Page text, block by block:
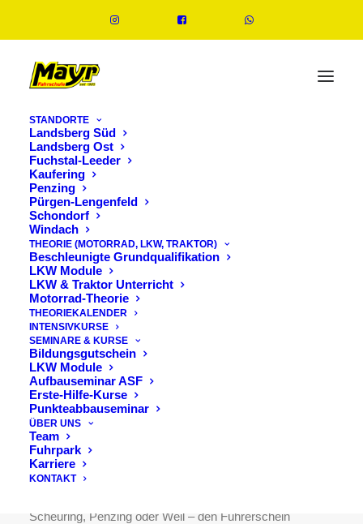
STANDORTE
Landsberg Süd
Landsberg Ost
Fuchstal-Leeder
Kaufering
Penzing
Pürgen-Lengenfeld
Schondorf
Windach
THEORIE (MOTORRAD, LKW, TRAKTOR)
Beschleunigte Grundqualifikation
LKW Module
LKW & Traktor Unterricht
Motorrad-Theorie
THEORIEKALENDER
INTENSIVKURSE
SEMINARE & KURSE
Bildungsgutschein
LKW Module
Aufbauseminar ASF
Erste-Hilfe-Kurse
Punkteabbauseminar
ÜBER UNS
Team
Fuhrpark
Karriere
KONTAKT
FÜHRERSCHEIN
LANDSBERG
INALLGEMEIN
So setzt sich der Preis
zusammen und wo echtes
Sparpotenzial herrscht
Scheuring, Penzing oder Weil – den Führerschein